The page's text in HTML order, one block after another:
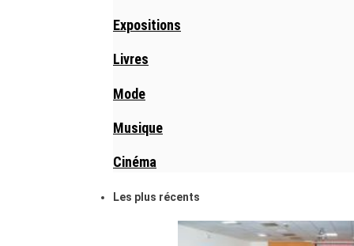
Expositions
Livres
Mode
Musique
Cinéma
Les plus récents